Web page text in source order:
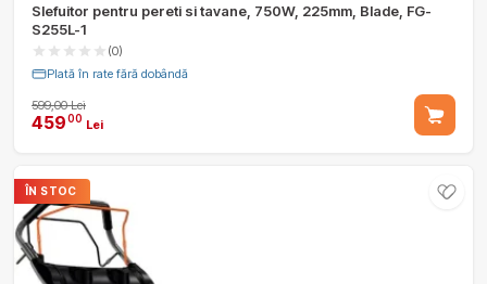
Slefuitor pentru pereti si tavane, 750W, 225mm, Blade, FG-
S255L-1
(0)
Plată în rate fără dobândă
599,00 Lei
45900 Lei
ÎN STOC